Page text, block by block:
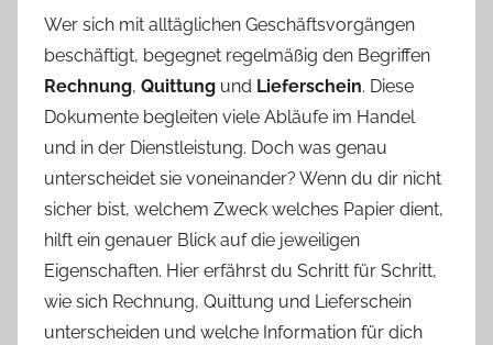
r
ö
f
f
e
n
t
l
i
Wer sich mit alltäglichen Geschäftsvorgängen
beschäftigt, begegnet regelmäßig den Begriffen
Rechnung, Quittung und Lieferschein. Diese
Dokumente begleiten viele Abläufe im Handel
und in der Dienstleistung. Doch was genau
unterscheidet sie voneinander? Wenn du dir nicht
sicher bist, welchem Zweck welches Papier dient,
hilft ein genauer Blick auf die jeweiligen
Eigenschaften. Hier erfährst du Schritt für Schritt,
wie sich Rechnung, Quittung und Lieferschein
unterscheiden und welche Information für dich